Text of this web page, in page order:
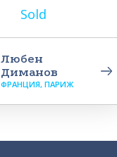
Sold
Любен
Диманов
ФРАНЦИЯ, ПАРИЖ